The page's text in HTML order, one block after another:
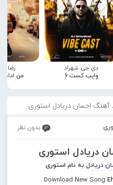
دی جی شهراد
وایب کست 6
رضا
من
آهنگ احسان دریادل استوری
بدون نظر
دریادل استوری
دریادل به نام استوری
Download New Song